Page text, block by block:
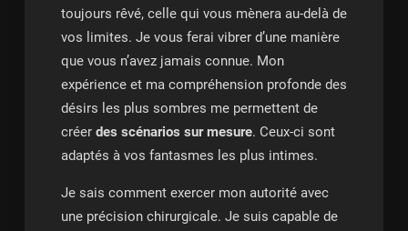
toujours rêvé, celle qui vous mènera au-delà de
vos limites. Je vous ferai vibrer d’une manière
que vous n’avez jamais connue. Mon
expérience et ma compréhension profonde des
désirs les plus sombres me permettent de
créer des scénarios sur mesure. Ceux-ci sont
adaptés à vos fantasmes les plus intimes.
Je sais comment exercer mon autorité avec
une précision chirurgicale. Je suis capable de